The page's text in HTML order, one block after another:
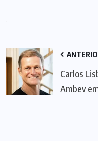
Carlos
Ambev